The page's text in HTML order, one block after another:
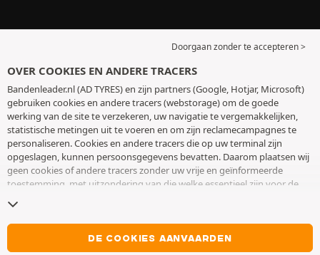
Doorgaan zonder te accepteren >
OVER COOKIES EN ANDERE TRACERS
Bandenleader.nl (AD TYRES) en zijn partners (Google, Hotjar, Microsoft)
gebruiken cookies en andere tracers (webstorage) om de goede
werking van de site te verzekeren, uw navigatie te vergemakkelijken,
statistische metingen uit te voeren en om zijn reclamecampagnes te
personaliseren. Cookies en andere tracers die op uw terminal zijn
opgeslagen, kunnen persoonsgegevens bevatten. Daarom plaatsen wij
geen cookies of andere tracers zonder uw vrije en geïnformeerde
toestemming, met uitzondering van die welke essentieel zijn voor de
toestemming op elk moment intrekken door naar de pagina over
cookies en andere tracerste gaan. U kunt ervoor kiezen om verder te
surfen zonder het deponeren van cookies of andere tracers te
aanvaarden. Weigering verhindert de toegang tot diensten niet AD
DE COOKIES AANVAARDEN